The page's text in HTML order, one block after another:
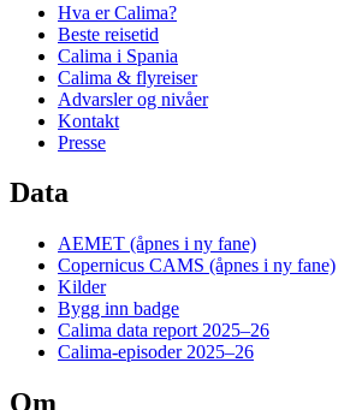
Hva er Calima?
Beste reisetid
Calima i Spania
Calima & flyreiser
Advarsler og nivåer
Kontakt
Presse
Data
AEMET (åpnes i ny fane)
Copernicus CAMS (åpnes i ny fane)
Kilder
Bygg inn badge
Calima data report 2025–26
Calima-episoder 2025–26
Om